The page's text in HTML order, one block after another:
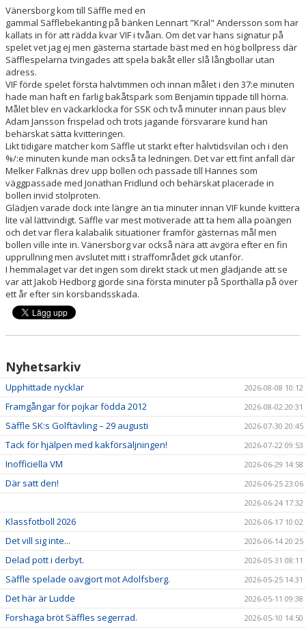
Vänersborg kom till Säffle med en
gammal Säfflebekanting på bänken Lennart "Kral" Andersson som har
kallats in för att rädda kvar VIF i tvåan. Om det var hans signatur på
spelet vet jag ej men gästerna startade bäst med en hög bollpress där
Säfflespelarna tvingades att spela bakåt eller slå långbollar utan
adress.
VIF förde spelet första halvtimmen och innan målet i den 37:e minuten
hade man haft en farlig bakåtspark som Benjamin tippade till hörna.
Målet blev en väckarklocka för SSK och två minuter innan paus blev
Adam Jansson frispelad och trots jagande försvarare kund han
behärskat sätta kvitteringen.
Likt tidigare matcher kom Säffle ut starkt efter halvtidsvilan och i den
%/:e minuten kunde man också ta ledningen. Det var ett fint anfall där
Melker Falknäs drev upp bollen och passade till Hannes som
väggpassade med Jonathan Fridlund och behärskat placerade in
bollen invid stolproten.
Glädjen varade dock inte längre än tia minuter innan VIF kunde kvittera
lite väl lättvindigt. Säffle var mest motiverade att ta hem alla poängen
och det var flera kalabalik situationer framför gästernas mål men
bollen ville inte in. Vänersborg var också nära att avgöra efter en fin
upprullning men avslutet mitt i straffområdet gick utanför.
I hemmalaget var det ingen som direkt stack ut men glädjande att se
var att Jakob Hedborg gjorde sina första minuter på Sporthälla på över
ett år efter sin korsbandsskada.
Nyhetsarkiv
Upphittade nycklar 2026-08-08 10:12
Framgångar för pojkar födda 2012 2026-08-02 20:31
Säffle SK:s Golftävling – 29 augusti 2026-07-30 20:45
Tack för hjälpen med kakförsäljningen! 2026-07-22 09:53
Inofficiella VM 2026-06-29 14:58
Där satt den!
2026-06-25 23:06
2026-06-24 17:32
Klassfotboll 2026 2026-06-17 10:02
Det vill sig inte... 2026-06-14 20:25
Delad pott i derbyt. 2026-05-31 08:11
Säffle spelade oavgjort mot Adolfsberg. 2026-05-25 14:31
Det här är Ludde 2026-05-11 09:38
Forshaga bröt Säffles segerrad. 2026-05-10 14:50